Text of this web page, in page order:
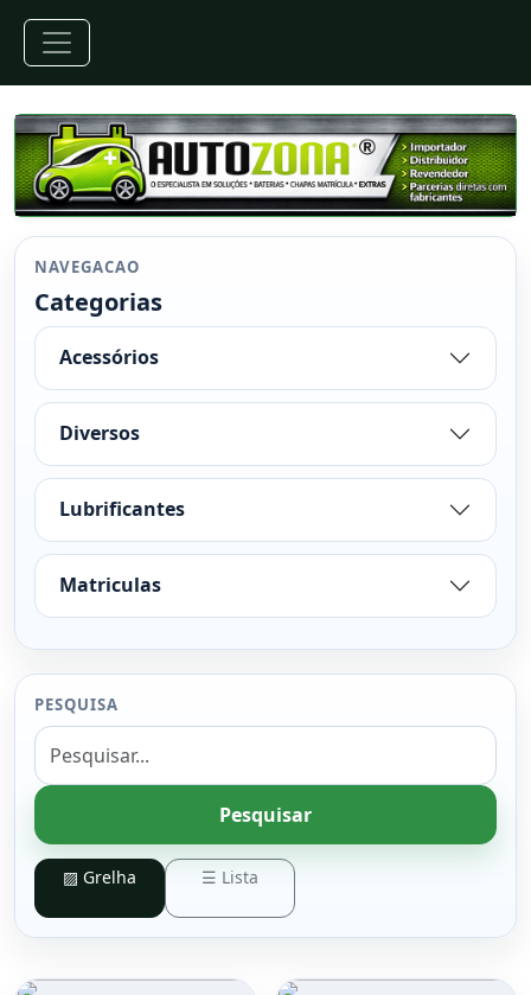
NAVEGACAO
Categorias
Acessórios
Diversos
Lubrificantes
Matriculas
PESQUISA
Pesquisar
▨ Grelha ☰ Lista